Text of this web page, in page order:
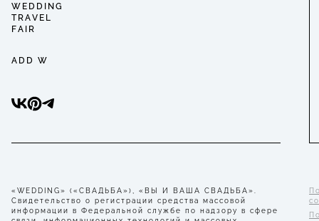
WEDDING
TRAVEL
FAIR
ADD W
«WEDDING» («СВАДЬБА»), «ВЫ И ВАША СВАДЬБА».
Свидетельство о регистрации средства массовой
информации в Федеральной службе по надзору в сфере